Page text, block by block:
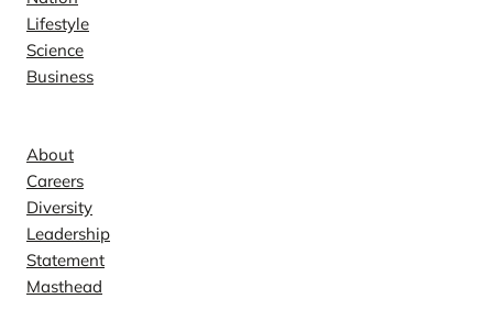
Lifestyle
Science
Business
About
Careers
Diversity
Leadership
Statement
Masthead